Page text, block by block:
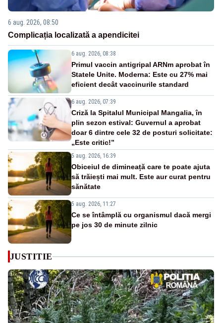
6 aug. 2026, 08:50
Complicația localizată a apendicitei
6 aug. 2026, 08:38
Primul vaccin antigripal ARNm aprobat în
Statele Unite. Moderna: Este cu 27% mai
eficient decât vaccinurile standard
6 aug. 2026, 07:39
Criză la Spitalul Municipal Mangalia, în
plin sezon estival: Guvernul a aprobat
doar 6 dintre cele 32 de posturi solicitate:
„Este critic!”
5 aug. 2026, 16:39
Obiceiul de dimineață care te poate ajuta
să trăiești mai mult. Este aur curat pentru
sănătate
5 aug. 2026, 11:27
Ce se întâmplă cu organismul dacă mergi
pe jos 30 de minute zilnic
JUSTITIE